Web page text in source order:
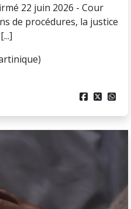
22 juin 2026 - Cour
de procédures, la justice
  